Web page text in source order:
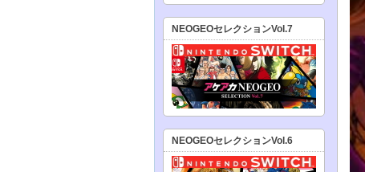
NEOGEOセレクションVol.7
NEOGEOセレクションVol.6